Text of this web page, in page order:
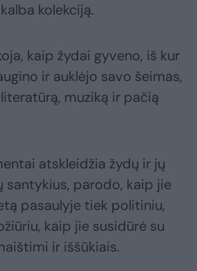
kolekciją.
kaip žydai gyveno, iš kur
ir auklėjo savo šeimas,
muziką ir pačią
atskleidžia žydų ir jų
santykius, parodo, kaip jie
pasaulyje tiek politiniu,
kaip jie susidūrė su
ir iššūkiais.